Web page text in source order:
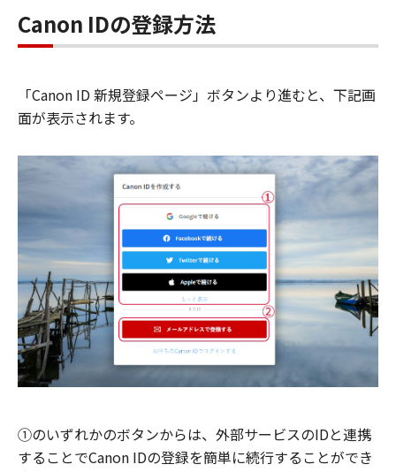
Canon IDの登録方法
「Canon ID 新規登録ページ」ボタンより進むと、下記画
面が表示されます。
①のいずれかのボタンからは、外部サービスのIDと連携
することでCanon IDの登録を簡単に続行することができ